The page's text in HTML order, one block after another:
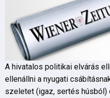
A hivatalos politikai elvárás
ellenállni a nyugati
szeletet (igaz, sertés